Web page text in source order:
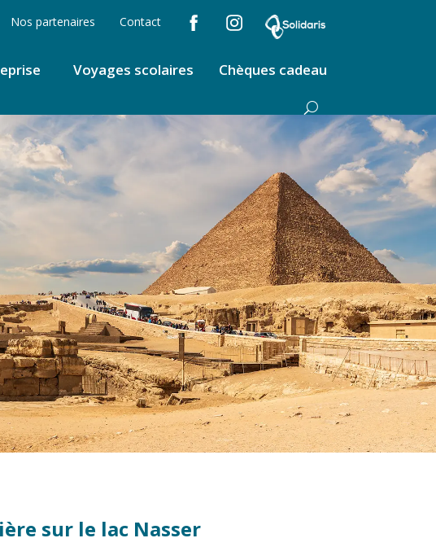
Nos partenaires Contact
Voyages scolaires Chèques cadeau
sur le lac Nasser